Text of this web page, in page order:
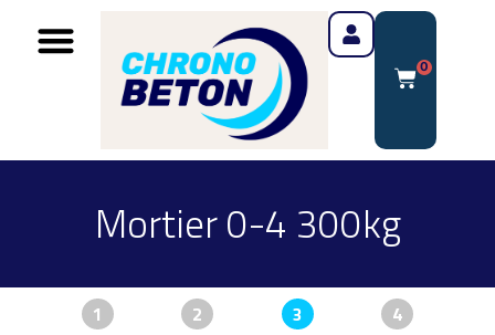
0
Mortier 0-4 300kg
1 2 3 4